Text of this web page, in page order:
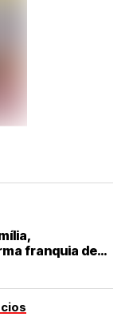
franquia de
no RN